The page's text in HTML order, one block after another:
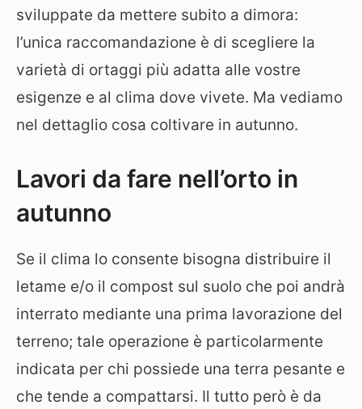
sviluppate da mettere subito a dimora:
l’unica raccomandazione è di scegliere la
varietà di ortaggi più adatta alle vostre
esigenze e al clima dove vivete. Ma vediamo
nel dettaglio cosa coltivare in autunno.
Lavori da fare nell’orto in
autunno
Se il clima lo consente bisogna distribuire il
letame e/o il compost sul suolo che poi andrà
interrato mediante una prima lavorazione del
terreno; tale operazione è particolarmente
indicata per chi possiede una terra pesante e
che tende a compattarsi. Il tutto però è da